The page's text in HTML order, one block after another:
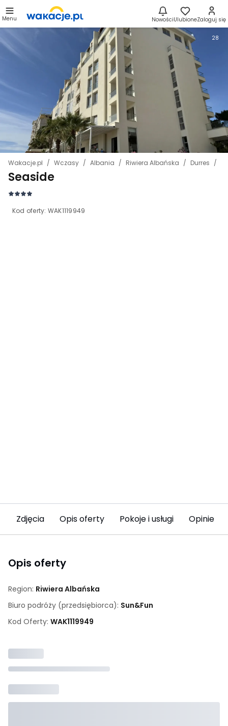
Menu NowościUlubioneZaloguj się
Wakacje.pl Wczasy Albania Riwiera Albańska Durres
Seaside
Kod oferty: WAK1119949
28
Zdjęcia Opis oferty Pokoje i usługi Opinie
Opis oferty
Region: Riwiera Albańska
Biuro podróży (przedsiębiorca): Sun&Fun
Kod Oferty: WAK1119949